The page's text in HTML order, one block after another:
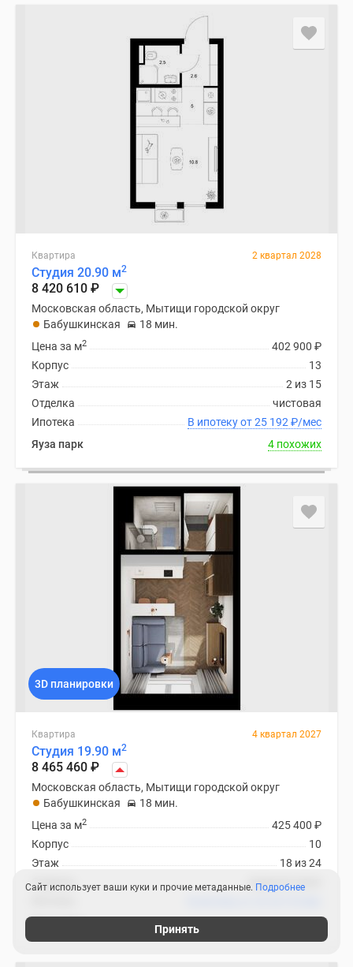
Квартира 2 квартал 2028
Студия 20.90 м2
8 420 610 ₽
Московская область, Мытищи городской округ
Бабушкинская
18 мин.
402 900 ₽
Цена за м2
13
Корпус
2 из 15
Этаж
чистовая
Отделка
В ипотеку от 25 192 ₽/мес
Ипотека
Яуза парк
4 похожих
3D планировки
Квартира 4 квартал 2027
Студия 19.90 м2
8 465 460 ₽
Московская область, Мытищи городской округ
Бабушкинская
18 мин.
425 400 ₽
Цена за м2
10
Корпус
18 из 24
Этаж
предчистовая
Отделка
Сайт использует ваши куки и прочие метаданные. Подробнее
Принять